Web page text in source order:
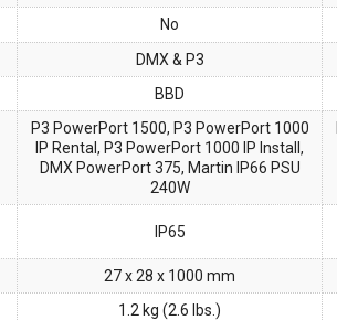
No
DMX & P3
BBD
P3 PowerPort 1500, P3 PowerPort 1000
IP Rental, P3 PowerPort 1000 IP Install,
DMX PowerPort 375, Martin IP66 PSU
240W
IP65
27 x 28 x 1000 mm
1.2 kg (2.6 lbs.)